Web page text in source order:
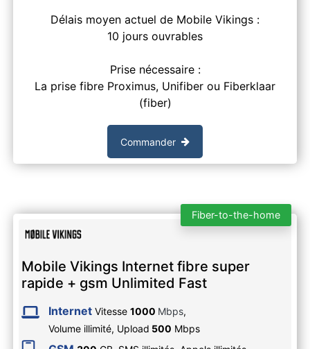
Délais moyen actuel de Mobile Vikings :
10 jours ouvrables
Prise nécessaire :
La prise fibre Proximus, Unifiber ou Fiberklaar
(fiber)
Commander
Fiber-to-the-home
Mobile Vikings Internet fibre super
rapide + gsm Unlimited Fast
Internet Vitesse 1000 Mbps,
Volume illimité, Upload 500 Mbps